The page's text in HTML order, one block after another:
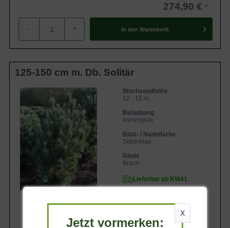
274,90 €
- + In den Warenkorb
125-150 cm m. Db. Solitär
Wuchsendhöhe
12 - 15 m
Belaubung
Immergrün
Blatt- / Nadelfarbe
Silberblau
Rinde
Braun
Lieferbar ab KW41
X
Jetzt vormerken: